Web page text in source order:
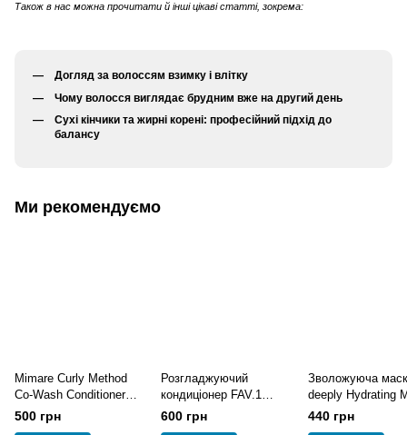
Також в нас можна прочитати й інші цікаві статті, зокрема:
Догляд за волоссям взимку і влітку
Чому волосся виглядає брудним вже на другий день
Сухі кінчики та жирні корені: професійний підхід до
балансу
Ми рекомендуємо
Mimare Curly Method
Co-Wash Conditioner
Кондиціонер для
кучерявого та
500 грн
Розгладжуючий
кондиціонер FAV.1
TOTAL FLAT
CONDITIONER
600 грн
Зволожуюча
deeply Hydrating
300 мл
440 грн